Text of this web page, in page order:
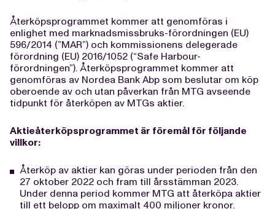
Återköpsprogrammet kommer att genomföras i
enlighet med marknadsmissbruks-förordningen (EU)
596/2014 (”MAR”) och kommissionens delegerade
förordning (EU) 2016/1052 (“Safe Harbour-
förordningen”). Återköpsprogrammet kommer att
genomföras av Nordea Bank Abp som beslutar om köp
oberoende av och utan påverkan från MTG avseende
tidpunkt för återköpen av MTGs aktier.
Aktieåterköpsprogrammet är föremål för följande
villkor:
Återköp av aktier kan göras under perioden från den
27 oktober 2022 och fram till årsstämman 2023.
Under denna period kommer MTG att återköpa aktier
till ett belopp om maximalt 400 miljoner kronor.